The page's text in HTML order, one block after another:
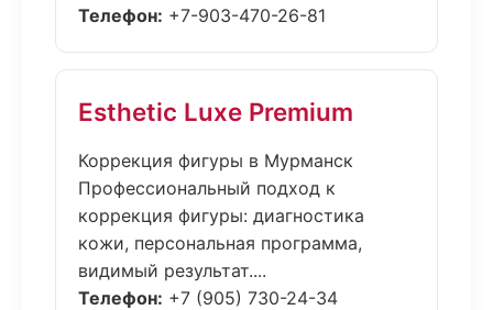
Телефон: +7-903-470-26-81
Esthetic Luxe Premium
Коррекция фигуры в Мурманск
Профессиональный подход к
коррекция фигуры: диагностика
кожи, персональная программа,
видимый результат....
Телефон: +7 (905) 730-24-34